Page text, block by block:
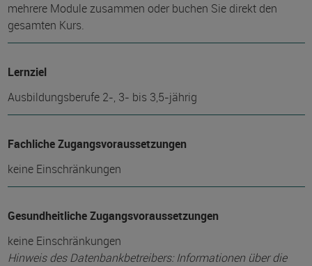
mehrere Module zusammen oder buchen Sie direkt den
gesamten Kurs.
Lernziel
Ausbildungsberufe 2-, 3- bis 3,5-jährig
Fachliche Zugangsvoraussetzungen
keine Einschränkungen
Gesundheitliche Zugangsvoraussetzungen
keine Einschränkungen
Hinweis des Datenbankbetreibers: Informationen über die